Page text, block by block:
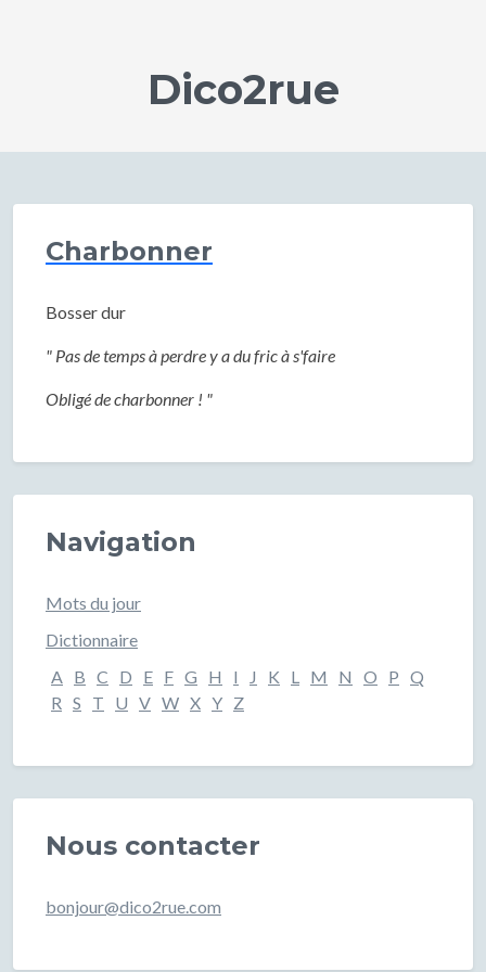
Dico2rue
Charbonner
Bosser dur
" Pas de temps à perdre y a du fric à s'faire
Obligé de charbonner ! "
Navigation
Mots du jour
Dictionnaire
A B C D E F G H I J K L M N O P Q
R S T U V W X Y Z
Nous contacter
bonjour@dico2rue.com